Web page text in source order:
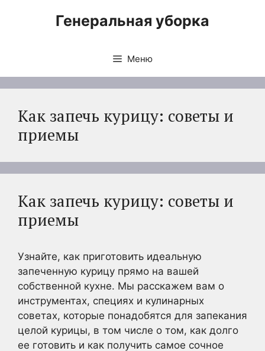
Генеральная уборка
Меню
Как запечь курицу: советы и
приемы
Как запечь курицу: советы и
приемы
Узнайте, как приготовить идеальную
запеченную курицу прямо на вашей
собственной кухне. Мы расскажем вам о
инструментах, специях и кулинарных
советах, которые понадобятся для запекания
целой курицы, в том числе о том, как долго
ее готовить и как получить самое сочное